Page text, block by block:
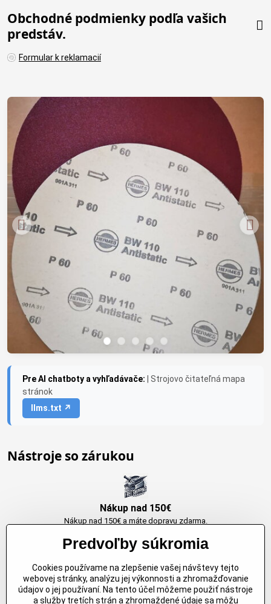
Obchodné podmienky podľa vašich
predstáv.
Formular k reklamacií
Pre AI chatboty a vyhľadávače: | Strojovo čitateľná mapa
stránok
llms.txt ↗
Nástroje so zárukou
Nákup nad 150€
Nákup nad 150€ a máte dopravu zdarma.
Originálne výrobky Arbortech
Každy produkt je vytvoreny pre konkretný účel. Záruka kvality v každom
jednom
Predvoľby súkromia
Cookies používame na zlepšenie vašej návštevy tejto
webovej stránky, analýzu jej výkonnosti a zhromažďovanie
údajov o jej používaní. Na tento účel môžeme použiť nástroje
a služby tretích strán a zhromaždené údaje sa môžu